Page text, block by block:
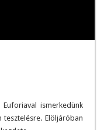
ismerkedünk
Elöljáróban